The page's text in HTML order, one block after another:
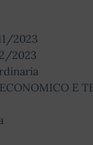
2023
2023
E